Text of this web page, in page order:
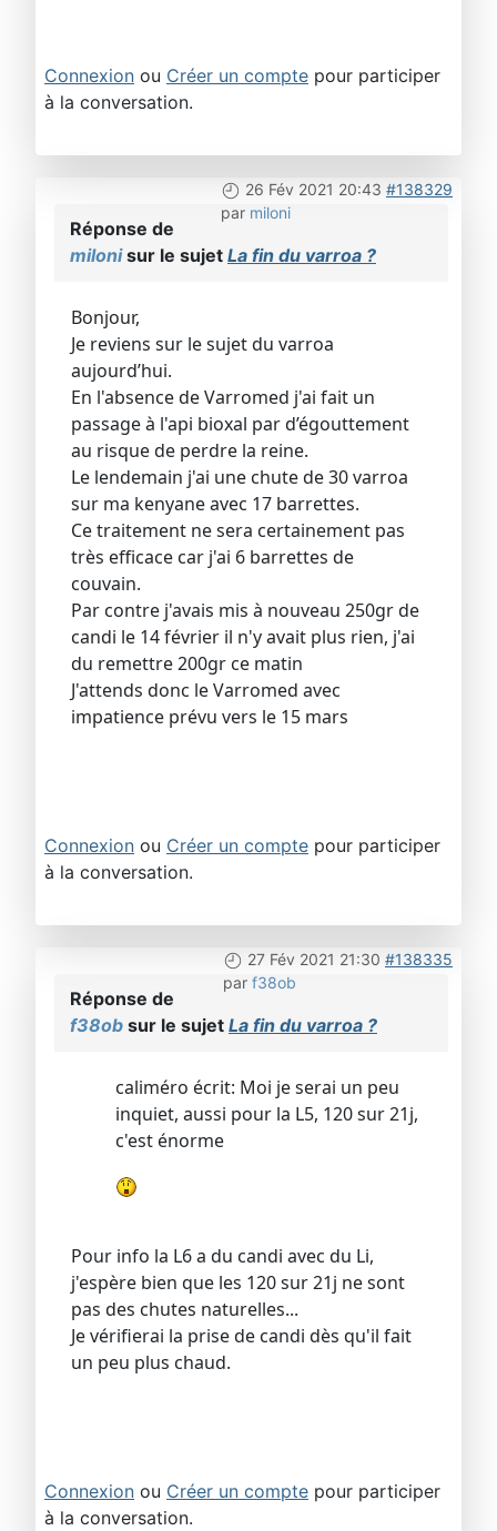
Connexion ou Créer un compte pour participer
à la conversation.
26 Fév 2021 20:43 #138329
par miloni
Réponse de
milonisur le sujet La fin du varroa ?
Bonjour,
Je reviens sur le sujet du varroa
aujourd’hui.
En l'absence de Varromed j'ai fait un
passage à l'api bioxal par d’égouttement
au risque de perdre la reine.
Le lendemain j'ai une chute de 30 varroa
sur ma kenyane avec 17 barrettes.
Ce traitement ne sera certainement pas
très efficace car j'ai 6 barrettes de
couvain.
Par contre j'avais mis à nouveau 250gr de
candi le 14 février il n'y avait plus rien, j'ai
du remettre 200gr ce matin
J'attends donc le Varromed avec
impatience prévu vers le 15 mars
Connexion ou Créer un compte pour participer
à la conversation.
27 Fév 2021 21:30 #138335
par f38ob
Réponse de
f38ob sur le sujet La fin du varroa ?
caliméro écrit: Moi je serai un peu
inquiet, aussi pour la L5, 120 sur 21j,
c'est énorme
Pour info la L6 a du candi avec du Li,
j'espère bien que les 120 sur 21j ne sont
pas des chutes naturelles...
Je vérifierai la prise de candi dès qu'il fait
un peu plus chaud.
Connexion ou Créer un compte pour participer
à la conversation.